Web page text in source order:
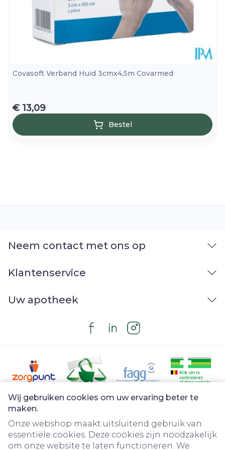
Wij gebruiken cookies om uw ervaring beter te
maken.
Onze webshop maakt uitsluitend gebruik van
essentiële cookies. Deze cookies zijn noodzakelijk
om onze website te laten functioneren. We
Covasoft Verband Huid 3cmx4,5m Covarmed
€ 13,09
Bestel
Neem contact met ons op
Klantenservice
Uw apotheek
Juridische links